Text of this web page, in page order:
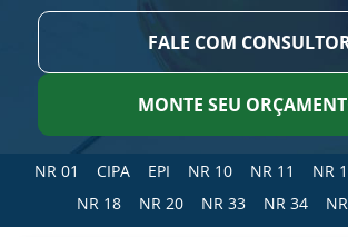
FALE COM
MONTE SEU
NR 01 CIPA EPI NR 10 NR 11 NR
NR 18
NR 20 NR 33 NR 34